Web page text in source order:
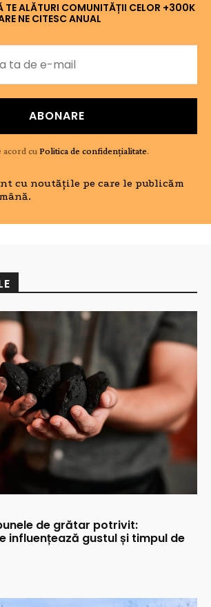
TE ALĂTURI COMUNITĂȚII CELOR +300K
NE CITESC ANUAL
ABONARE
acord cu Politica de confidențialitate.
cu noutățile pe care le publicăm
de grătar potrivit:
influențează gustul și timpul de